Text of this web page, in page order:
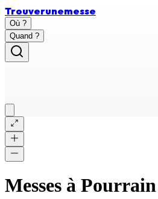
Trouverunemesse
Où ?
Quand ?
Messes à Pourrain